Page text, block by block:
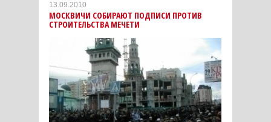
13.09.2010
МОСКВИЧИ СОБИРАЮТ ПОДПИСИ ПРОТИВ
СТРОИТЕЛЬСТВА МЕЧЕТИ